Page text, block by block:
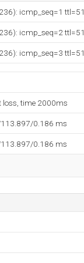
icmp_seq=1 ttl=51
icmp_seq=2 ttl=51
icmp_seq=3 ttl=51
loss, time 2000ms
0.186 ms
0.186 ms